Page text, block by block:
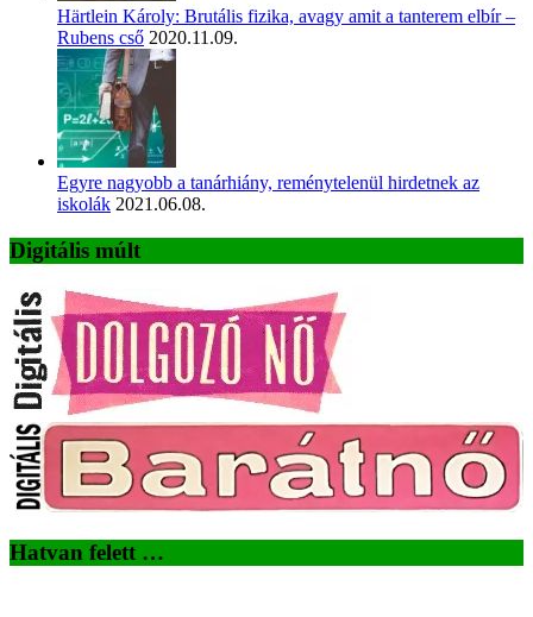
Härtlein Károly: Brutális fizika, avagy amit a tanterem elbír –
Rubens cső 2020.11.09.
Egyre nagyobb a tanárhiány, reménytelenül hirdetnek az
iskolák 2021.06.08.
Digitális múlt
Hatvan felett …